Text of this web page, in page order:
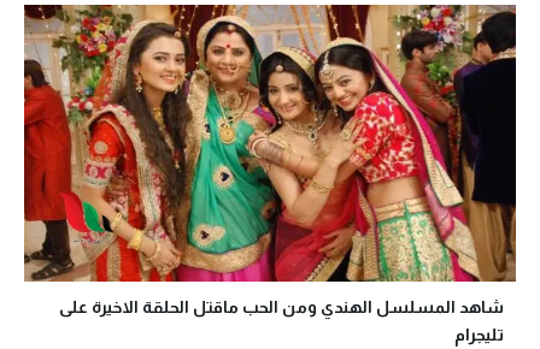
شاهد المسلسل الهندي ومن الحب ماقتل الحلقة الاخيرة على
تليجرام